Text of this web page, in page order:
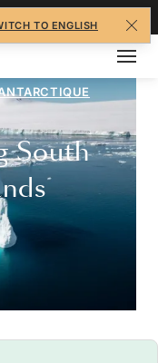
TO ENGLISH
South